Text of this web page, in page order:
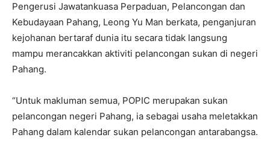
Pengerusi Jawatankuasa Perpaduan, Pelancongan dan
Kebudayaan Pahang, Leong Yu Man berkata, penganjuran
kejohanan bertaraf dunia itu secara tidak langsung
mampu merancakkan aktiviti pelancongan sukan di negeri
Pahang.
“Untuk makluman semua, POPIC merupakan sukan
pelancongan negeri Pahang, ia sebagai usaha meletakkan
Pahang dalam kalendar sukan pelancongan antarabangsa.